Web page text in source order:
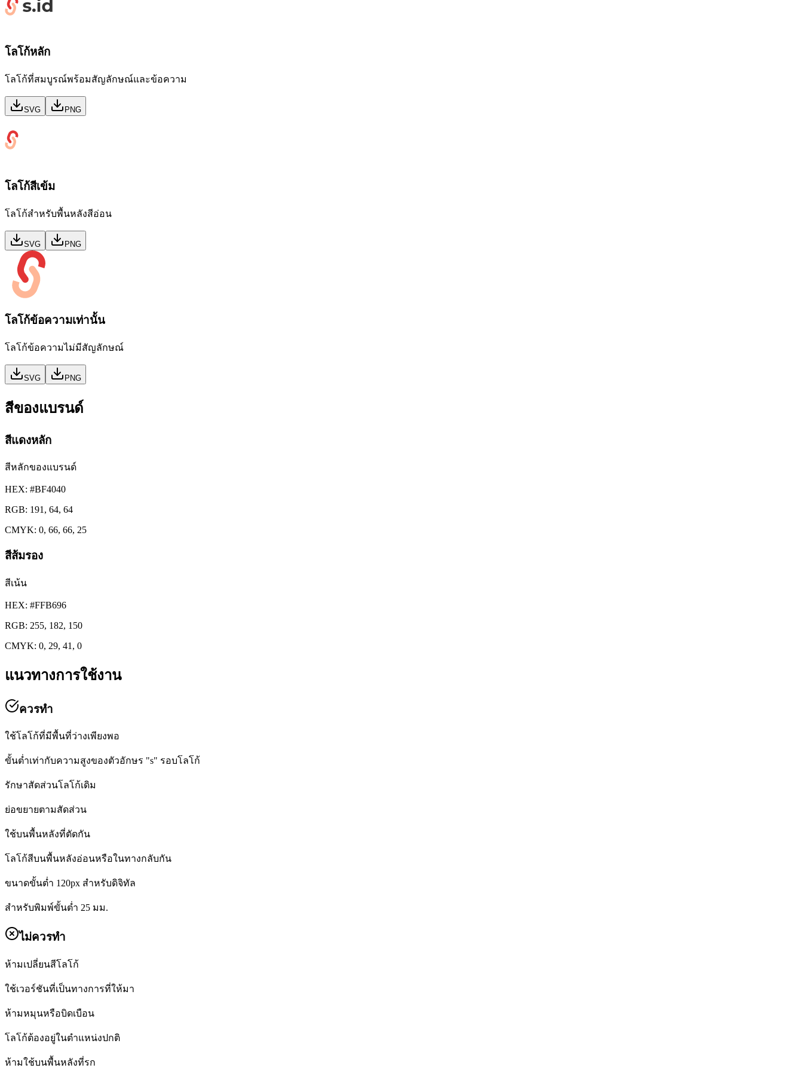
โลโก้หลัก
โลโก้ที่สมบูรณ์พร้อมสัญลักษณ์และข้อความ
SVG PNG
โลโก้สีเข้ม
โลโก้สำหรับพื้นหลังสีอ่อน
SVG PNG
โลโก้ข้อความเท่านั้น
โลโก้ข้อความไม่มีสัญลักษณ์
SVG PNG
สีของแบรนด์
สีแดงหลัก
สีหลักของแบรนด์
HEX: #BF4040
RGB: 191, 64, 64
CMYK: 0, 66, 66, 25
สีส้มรอง
สีเน้น
HEX: #FFB696
RGB: 255, 182, 150
CMYK: 0, 29, 41, 0
แนวทางการใช้งาน
ควรทำ
ใช้โลโก้ที่มีพื้นที่ว่างเพียงพอ
ขั้นต่ำเท่ากับความสูงของตัวอักษร "s" รอบโลโก้
รักษาสัดส่วนโลโก้เดิม
ย่อขยายตามสัดส่วน
ใช้บนพื้นหลังที่ตัดกัน
โลโก้สีบนพื้นหลังอ่อนหรือในทางกลับกัน
ขนาดขั้นต่ำ 120px สำหรับดิจิทัล
สำหรับพิมพ์ขั้นต่ำ 25 มม.
ไม่ควรทำ
ห้ามเปลี่ยนสีโลโก้
ใช้เวอร์ชันที่เป็นทางการที่ให้มา
ห้ามหมุนหรือบิดเบือน
โลโก้ต้องอยู่ในตำแหน่งปกติ
ห้ามใช้บนพื้นหลังที่รก